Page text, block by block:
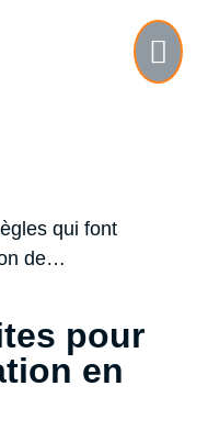
qui font
de…
pour
en